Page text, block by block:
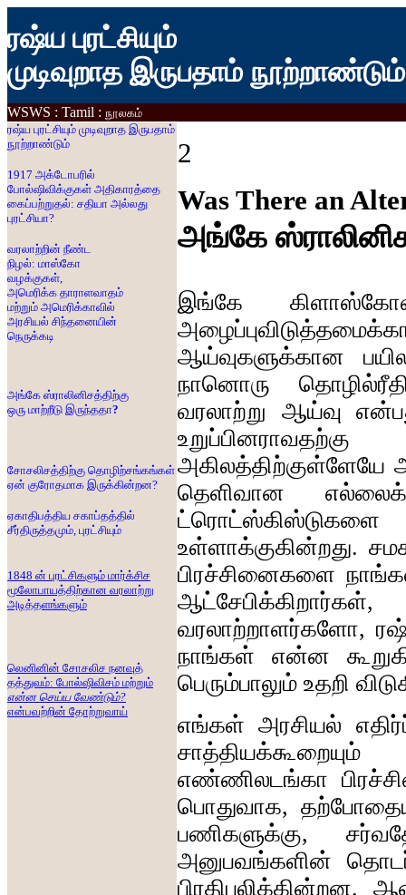
ரஷ்ய புரட்சியும்
முடிவுறாத இருபதாம் நூற்றாண்டும்
WSWS : Tamil : நூலகம
ரஷ்ய புரட்சியும் முடிவுறாத இருபதாம்
நூற்றாண்டும்
1917 அக்டோபரில்
போல்ஷிவிக்குகள் அதிகாரத்தை
கைப்பற்றுதல்: சதியா அல்லது
புரட்சியா?
வரலாற்றின் நீண்ட
நிழல்: மாஸ்கோ
வழக்குகள்,
அமெரிக்க தாராளவாதம்
மற்றும் அமெரிக்காவில்
அரசியல் சிந்தனையின்
நெருக்கடி
அங்கே ஸ்ராலினிசத்திற்கு
ஒரு மாற்றீடு இருந்ததா?
சோசலிசத்திற்கு தொழிற்சங்கங்கள்
ஏன் குரோதமாக இருக்கின்றன?
ஏகாதிபத்திய சகாப்தத்தில்
சீர்திருத்தமும், புரட்சியும்
1848 ன் புரட்சிகளும் மார்க்சிச
மூலோபாயத்திற்கான வரலாற்று
அடித்தளங்களும்
லெனினின் சோசலிச நனவுத்
தத்துவம்: போல்ஷிவிசம் மற்றும்
என்ன செய்ய வேண்டும்?
என்பவற்றின் தோற்றுவாய்
2
Was There an
அங்கே
இங்கே
ஆய்வுகளுக்கான
நானொரு
வரலாற்று
ஆய்வு
உறுப்பினராவதற்கு
அகிலத்திற்குள்ளேயே
தெளிவான
ட்ரொட்ஸ்கிஸ்டுகளை
உள்ளாக்குகின்றது.
பிரச்சினைகளை
ஆட்சேபிக்கிறார்கள்
வரலாற்றாளர்களோ,
நாங்கள்
என்ன
பெரும்பாலும் உதறி
எங்கள் அரசியல்
சாத்தியக்கூறையும்
எண்ணிலடங்கா
பொதுவாக,
பணிகளுக்கு,
அனுபவங்களின்
பிரதிபலிக்கின்றன.